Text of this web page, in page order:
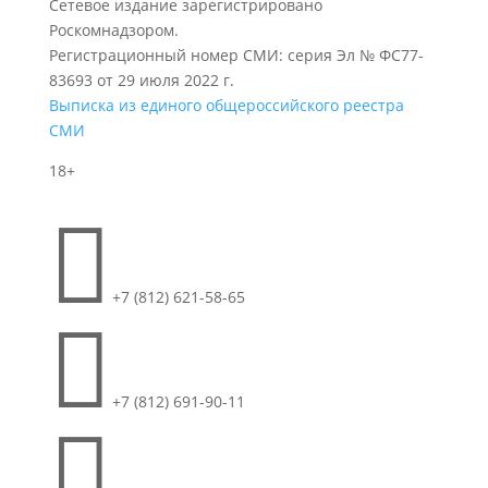
Сетевое издание зарегистрировано
Роскомнадзором.
Регистрационный номер СМИ: серия Эл № ФС77-
83693 от 29 июля 2022 г.
Выписка из единого общероссийского реестра
СМИ
18+
 +7 (812) 621-58-65
 +7 (812) 691-90-11